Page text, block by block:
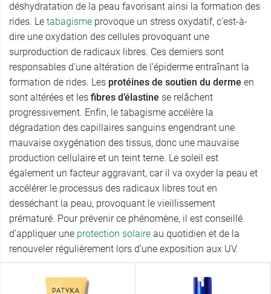
déshydratation de la peau favorisant ainsi la formation des
rides. Le tabagisme provoque un stress oxydatif, c’est-à-
dire une oxydation des cellules provoquant une
surproduction de radicaux libres. Ces derniers sont
responsables d’une altération de l’épiderme entraînant la
formation de rides. Les protéines de soutien du derme en
sont altérées et les fibres d’élastine se relâchent
progressivement. Enfin, le tabagisme accélère la
dégradation des capillaires sanguins engendrant une
mauvaise oxygénation des tissus, donc une mauvaise
production cellulaire et un teint terne. Le soleil est
également un facteur aggravant, car il va oxyder la peau et
accélérer le processus des radicaux libres tout en
desséchant la peau, provoquant le vieillissement
prématuré. Pour prévenir ce phénomène, il est conseillé
d’appliquer une protection solaire au quotidien et de la
renouveler régulièrement lors d’une exposition aux UV.